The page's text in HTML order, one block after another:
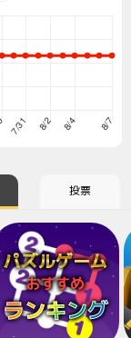
投票
パズルゲーム
おすすめ
ランキング